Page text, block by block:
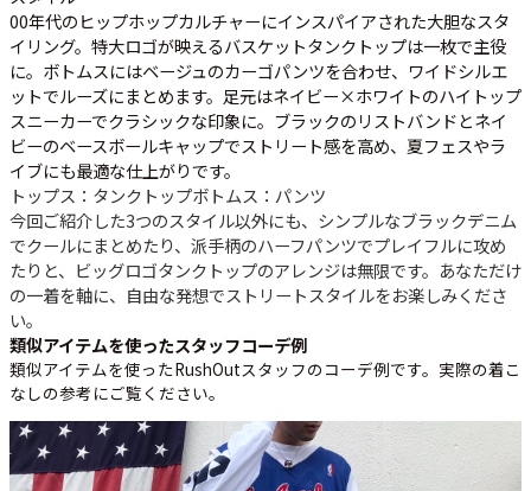
00年代のヒップホップカルチャーにインスパイアされた大胆なスタ
イリング。特大ロゴが映えるバスケットタンクトップは一枚で主役
に。ボトムスにはベージュのカーゴパンツを合わせ、ワイドシルエ
ットでルーズにまとめます。足元はネイビー×ホワイトのハイトップ
スニーカーでクラシックな印象に。ブラックのリストバンドとネイ
ビーのベースボールキャップでストリート感を高め、夏フェスやラ
イブにも最適な仕上がりです。
トップス：タンクトップボトムス：パンツ
今回ご紹介した3つのスタイル以外にも、シンプルなブラックデニム
でクールにまとめたり、派手柄のハーフパンツでプレイフルに攻め
たりと、ビッグロゴタンクトップのアレンジは無限です。あなただけ
の一着を軸に、自由な発想でストリートスタイルをお楽しみくださ
い。
類似アイテムを使ったスタッフコーデ例
類似アイテムを使ったRushOutスタッフのコーデ例です。実際の着こ
なしの参考にご覧ください。